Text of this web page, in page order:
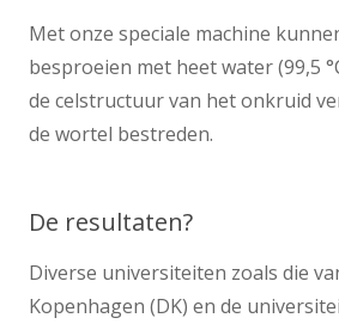
Met onze speciale machine
besproeien met heet water (99,5
de celstructuur van het onkruid
de wortel bestreden.
De resultaten?
Diverse universiteiten zoals die
Kopenhagen (DK) en de